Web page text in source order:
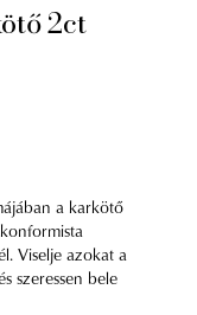
2ct
a karkötő
Viselje azokat a
szeressen bele